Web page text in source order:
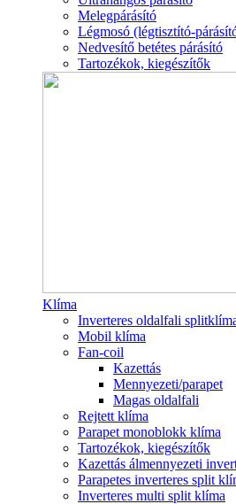
Melegpárásító
Légmosó (légtisztító-
Nedvesítő betétes párásító
Tartozékok, kiegészítők
Klíma
Inverteres oldalfali
Mobil klíma
Fan-coil
Kazettás
Mennyezeti/parapet
Magas oldalfali
Rejtett klíma
Parapet monoblokk klíma
Tartozékok, kiegészítők
Kazettás álmennyezeti
Parapetes inverteres split
Inverteres multi split klíma